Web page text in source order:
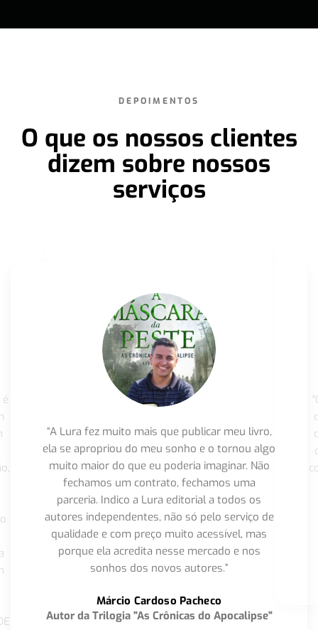
DEPOIMENTOS
O que os nossos clientes
dizem sobre nossos
serviços
“A Lura fez muito mais que publicar meu livro,
ela se apropriou do meu sonho e o tornou algo
muito maior do que eu poderia imaginar. Não
fechamos um contrato, fechamos uma
parceria. Indico a Lura editorial a todos os
autores independentes, não só pelo serviço de
qualidade e com preço muito acessível, mas
porque ela acredita nesse mercado e nos
sonhos dos novos autores.”
Márcio Cardoso Pacheco
Autor da Trilogia "As Crônicas do Apocalipse"